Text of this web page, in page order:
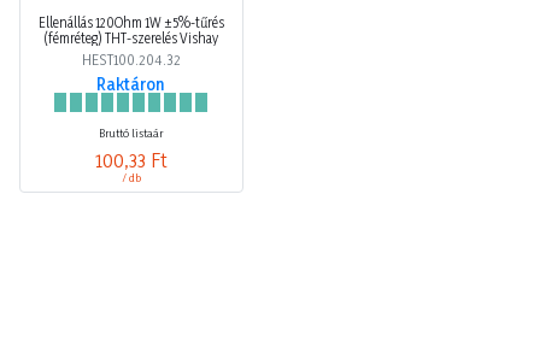
Ellenállás 120Ohm 1W ±5%-tűrés
(fémréteg) THT-szerelés Vishay
HEST100.204.32
Raktáron
Bruttó listaár
100,33 Ft
/ db